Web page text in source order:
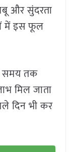
और सुंदरता
में इस फूल
समय तक
मिल जाता
दिन भी कर